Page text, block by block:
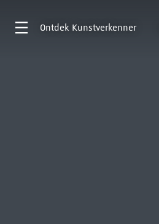
Ontdek Kunstverkenner